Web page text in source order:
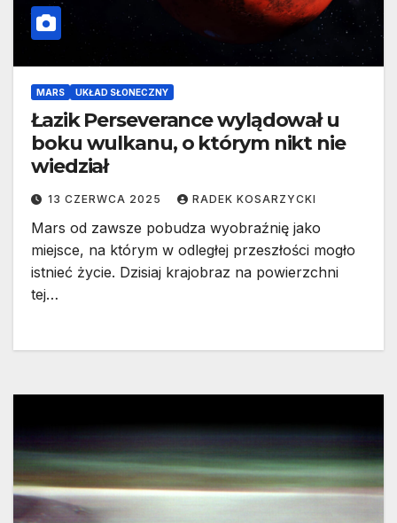
MARS UKŁAD SŁONECZNY
Łazik Perseverance wylądował u
boku wulkanu, o którym nikt nie
wiedział
13 CZERWCA 2025 RADEK KOSARZYCKI
Mars od zawsze pobudza wyobraźnię jako
miejsce, na którym w odległej przeszłości mogło
istnieć życie. Dzisiaj krajobraz na powierzchni
tej…